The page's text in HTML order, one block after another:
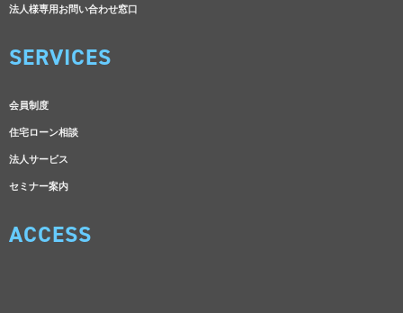
法人様専用お問い合わせ窓口
SERVICES
会員制度
住宅ローン相談
法人サービス
セミナー案内
ACCESS